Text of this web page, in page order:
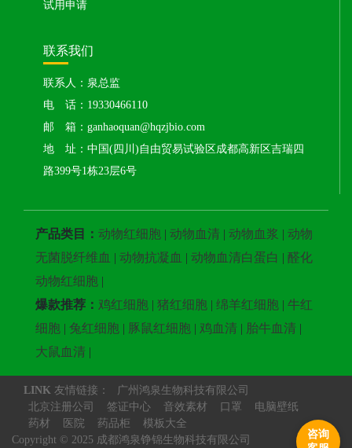
咨询
试用申请
联系我们
联系人：泉总监
电 话：19330466110
邮 箱：ganhaoquan@hqzjbio.com
地 址：中国(四川)自由贸易试验区成都高新区吉瑞四
路399号1栋23层6号
产品类目： 动物红细胞 | 动物血清 | 动物血浆 | 动物
无菌脱纤维血 | 动物抗凝血 | 动物血清白蛋白 | 醛化
动物红细胞 |
爆款推荐： 鸡红细胞 | 猪红细胞 | 绵羊红细胞 | 牛红
细胞 | 兔红细胞 | 豚鼠红细胞 | 鸡血清 | 胎牛血清 |
大鼠血清 |
LINK 友情链接：
广州鸿泉生物科技有限公司
北京注册公司
签证中心 音效素材 口罩
电脑壁纸
药材
医院 药品柜
模板大全
Copyright © 2025 成都鸿泉铮锦生物科技有限公司